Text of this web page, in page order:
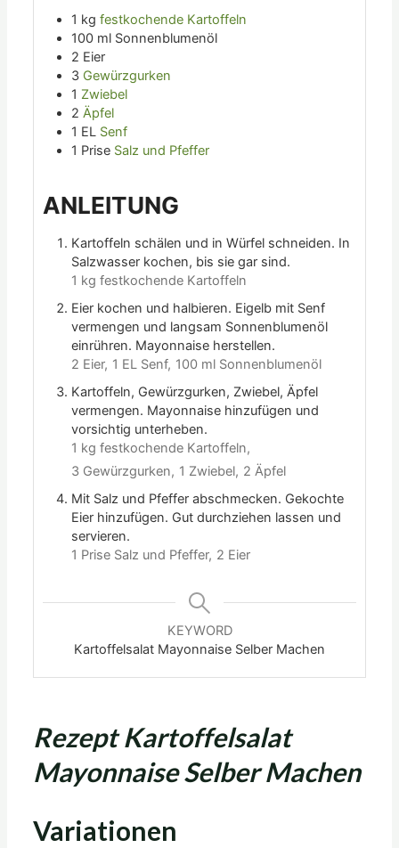
1 kg festkochende Kartoffeln
100 ml Sonnenblumenöl
2 Eier
3 Gewürzgurken
1 Zwiebel
2 Äpfel
1 EL Senf
1 Prise Salz und Pfeffer
ANLEITUNG
Kartoffeln schälen und in Würfel schneiden. In
Salzwasser kochen, bis sie gar sind.
1 kg festkochende Kartoffeln
Eier kochen und halbieren. Eigelb mit Senf
vermengen und langsam Sonnenblumenöl
einrühren. Mayonnaise herstellen.
2 Eier, 1 EL Senf, 100 ml Sonnenblumenöl
Kartoffeln, Gewürzgurken, Zwiebel, Äpfel
vermengen. Mayonnaise hinzufügen und
vorsichtig unterheben.
1 kg festkochende Kartoffeln,
3 Gewürzgurken, 1 Zwiebel, 2 Äpfel
Mit Salz und Pfeffer abschmecken. Gekochte
Eier hinzufügen. Gut durchziehen lassen und
servieren.
1 Prise Salz und Pfeffer, 2 Eier
KEYWORD
Kartoffelsalat Mayonnaise Selber Machen
Rezept Kartoffelsalat
Mayonnaise Selber Machen
Variationen